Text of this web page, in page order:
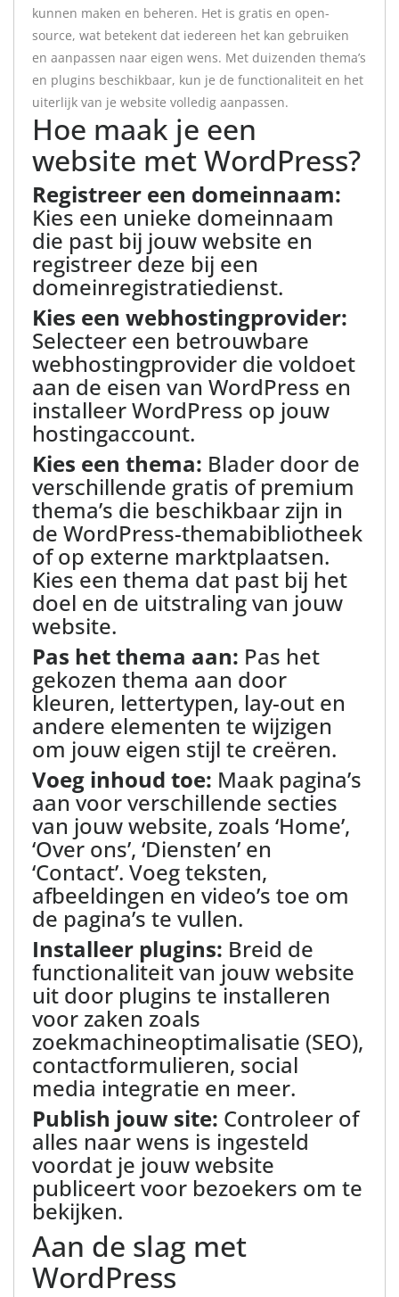
kunnen maken en beheren. Het is gratis en open-
source, wat betekent dat iedereen het kan gebruiken
en aanpassen naar eigen wens. Met duizenden thema’s
en plugins beschikbaar, kun je de functionaliteit en het
uiterlijk van je website volledig aanpassen.
Hoe maak je een
website met WordPress?
Registreer een domeinnaam:
Kies een unieke domeinnaam
die past bij jouw website en
registreer deze bij een
domeinregistratiedienst.
Kies een webhostingprovider:
Selecteer een betrouwbare
webhostingprovider die voldoet
aan de eisen van WordPress en
installeer WordPress op jouw
hostingaccount.
Kies een thema: Blader door de
verschillende gratis of premium
thema’s die beschikbaar zijn in
de WordPress-themabibliotheek
of op externe marktplaatsen.
Kies een thema dat past bij het
doel en de uitstraling van jouw
website.
Pas het thema aan: Pas het
gekozen thema aan door
kleuren, lettertypen, lay-out en
andere elementen te wijzigen
om jouw eigen stijl te creëren.
Voeg inhoud toe: Maak pagina’s
aan voor verschillende secties
van jouw website, zoals ‘Home’,
‘Over ons’, ‘Diensten’ en
‘Contact’. Voeg teksten,
afbeeldingen en video’s toe om
de pagina’s te vullen.
Installeer plugins: Breid de
functionaliteit van jouw website
uit door plugins te installeren
voor zaken zoals
zoekmachineoptimalisatie (SEO),
contactformulieren, social
media integratie en meer.
Publish jouw site: Controleer of
alles naar wens is ingesteld
voordat je jouw website
publiceert voor bezoekers om te
bekijken.
Aan de slag met
WordPress